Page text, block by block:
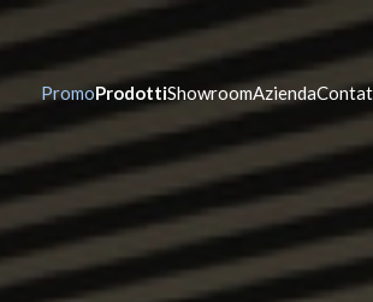
PromoProdottiShowroomAzienda